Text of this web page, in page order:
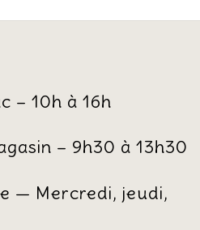
– 10h à 16h
– 9h30 à 13h30
— Mercredi, jeudi,